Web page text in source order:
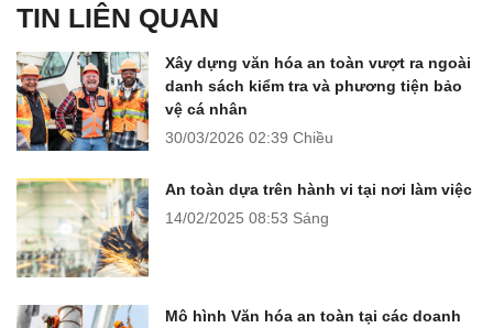
TIN LIÊN QUAN
Xây dựng văn hóa an toàn vượt ra ngoài
danh sách kiểm tra và phương tiện bảo
vệ cá nhân
30/03/2026 02:39 Chiều
An toàn dựa trên hành vi tại nơi làm việc
14/02/2025 08:53 Sáng
Mô hình Văn hóa an toàn tại các doanh